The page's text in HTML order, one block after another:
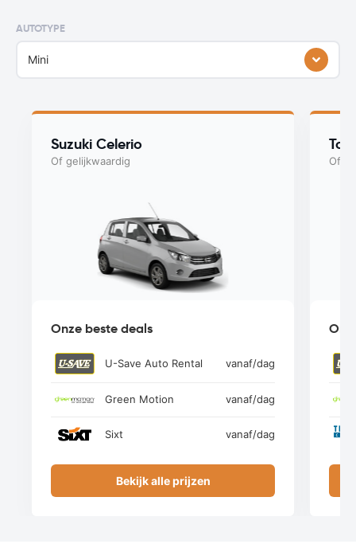
AUTOTYPE
Mini
Suzuki Celerio
Of gelijkwaardig
Onze beste deals
U-Save Auto Rental vanaf/dag
Green Motion vanaf/dag
Sixt vanaf/dag
Bekijk alle prijzen
Of